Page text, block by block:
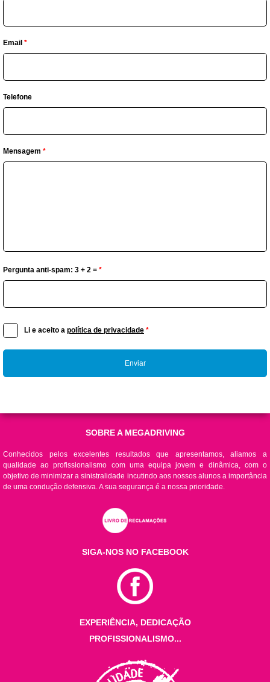
Email *
Telefone
Mensagem *
Pergunta anti-spam: 3 + 2 = *
Li e aceito a política de privacidade *
SOBRE A MEGADRIVING
Conhecidos pelos excelentes resultados que apresentamos, aliamos a
qualidade ao profissionalismo com uma equipa jovem e dinâmica, com o
objetivo de minimizar a sinistralidade incutindo aos nossos alunos a importância
de uma condução defensiva. A sua segurança é a nossa prioridade.
SIGA-NOS NO FACEBOOK
EXPERIÊNCIA, DEDICAÇÃO
PROFISSIONALISMO...